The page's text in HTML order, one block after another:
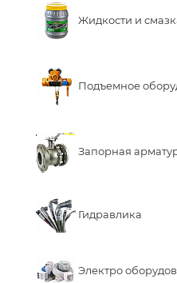
Жидкости и
Подъемное
Запорная
Гидравлика
Электро